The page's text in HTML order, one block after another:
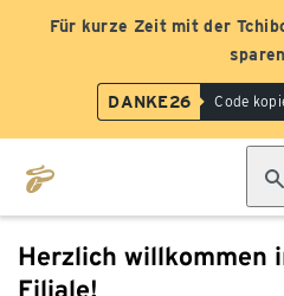
Für kurze Zeit mit der
DANKE26 Code
Herzlich willkommen
Filiale!